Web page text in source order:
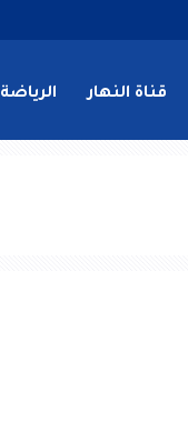
قناة النهار الرياضة